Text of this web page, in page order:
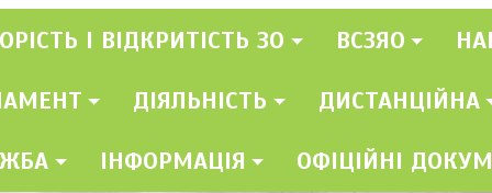
І ВІДКРИТІСТЬ ЗО ВСЗЯО
ДІЯЛЬНІСТЬ ДИСТАНЦІЙНА
ІНФОРМАЦІЯ ОФІЦІЙНІ